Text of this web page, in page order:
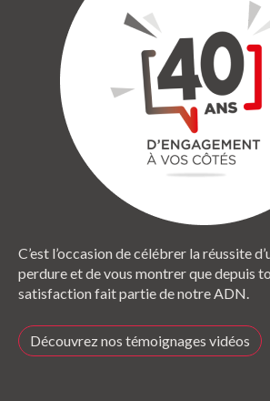
C’est l’occasion de célébrer la réussite
perdure et de vous montrer que depuis
satisfaction fait partie de notre ADN.
Découvrez nos témoignages vidéos